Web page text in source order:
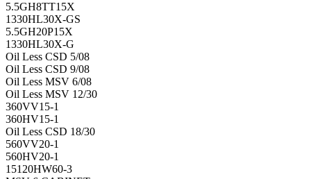
5.5GH8TT15X
1330HL30X-GS
5.5GH20P15X
1330HL30X-G
Oil Less CSD 5/08
Oil Less CSD 9/08
Oil Less MSV 6/08
Oil Less MSV 12/30
360VV15-1
360HV15-1
Oil Less CSD 18/30
560VV20-1
560HV20-1
15120HW60-3